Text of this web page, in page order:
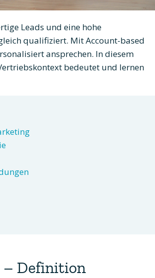
Leads und eine hohe
qualifiziert. Mit Account-based
ansprechen. In diesem
bedeutet und lernen
– Definition